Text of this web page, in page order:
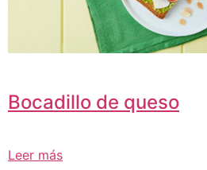
Bocadillo de queso
Leer más